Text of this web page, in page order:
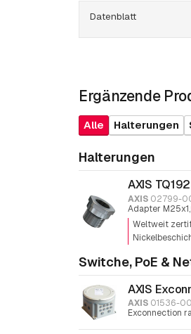
Datenblatt
Ergänzende
Alle Halterungen
Halterungen
AXIS
AXIS 02799-
Adapter
Weltweit
Switche, PoE &
AXIS
AXIS 01536-
Exconnection